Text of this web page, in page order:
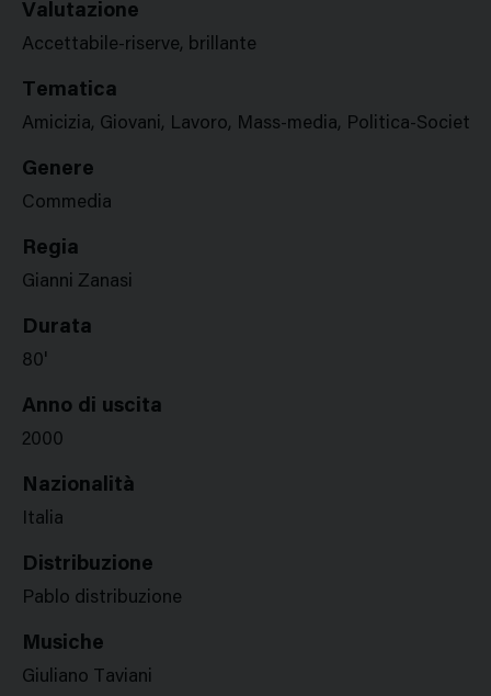
Valutazione
Accettabile-riserve, brillante
Tematica
Amicizia, Giovani, Lavoro, Mass-media, Politica-Società
Genere
Commedia
Regia
Gianni Zanasi
Durata
80'
Anno di uscita
2000
Nazionalità
Italia
Distribuzione
Pablo distribuzione
Musiche
Giuliano Taviani